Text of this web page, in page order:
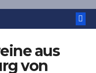
aus
von